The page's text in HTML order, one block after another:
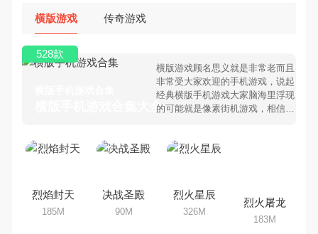
横版游戏 传奇游戏
横版手机游戏合集大全 >
横版游戏顾名思义就是非常老而且
非常受大家欢迎的手机游戏，说起
经典横版手机游戏大家脑海里浮现
的可能就是像素街机游戏，相信很
多80、90后朋友还是记忆犹新
版手机游戏有哪些呢？游戏今天，
乐途下载站小编芒果味的怪咖给大
528款
烈焰封天
185M
决战圣殿
90M
烈火星辰
326M
烈火屠龙
183M